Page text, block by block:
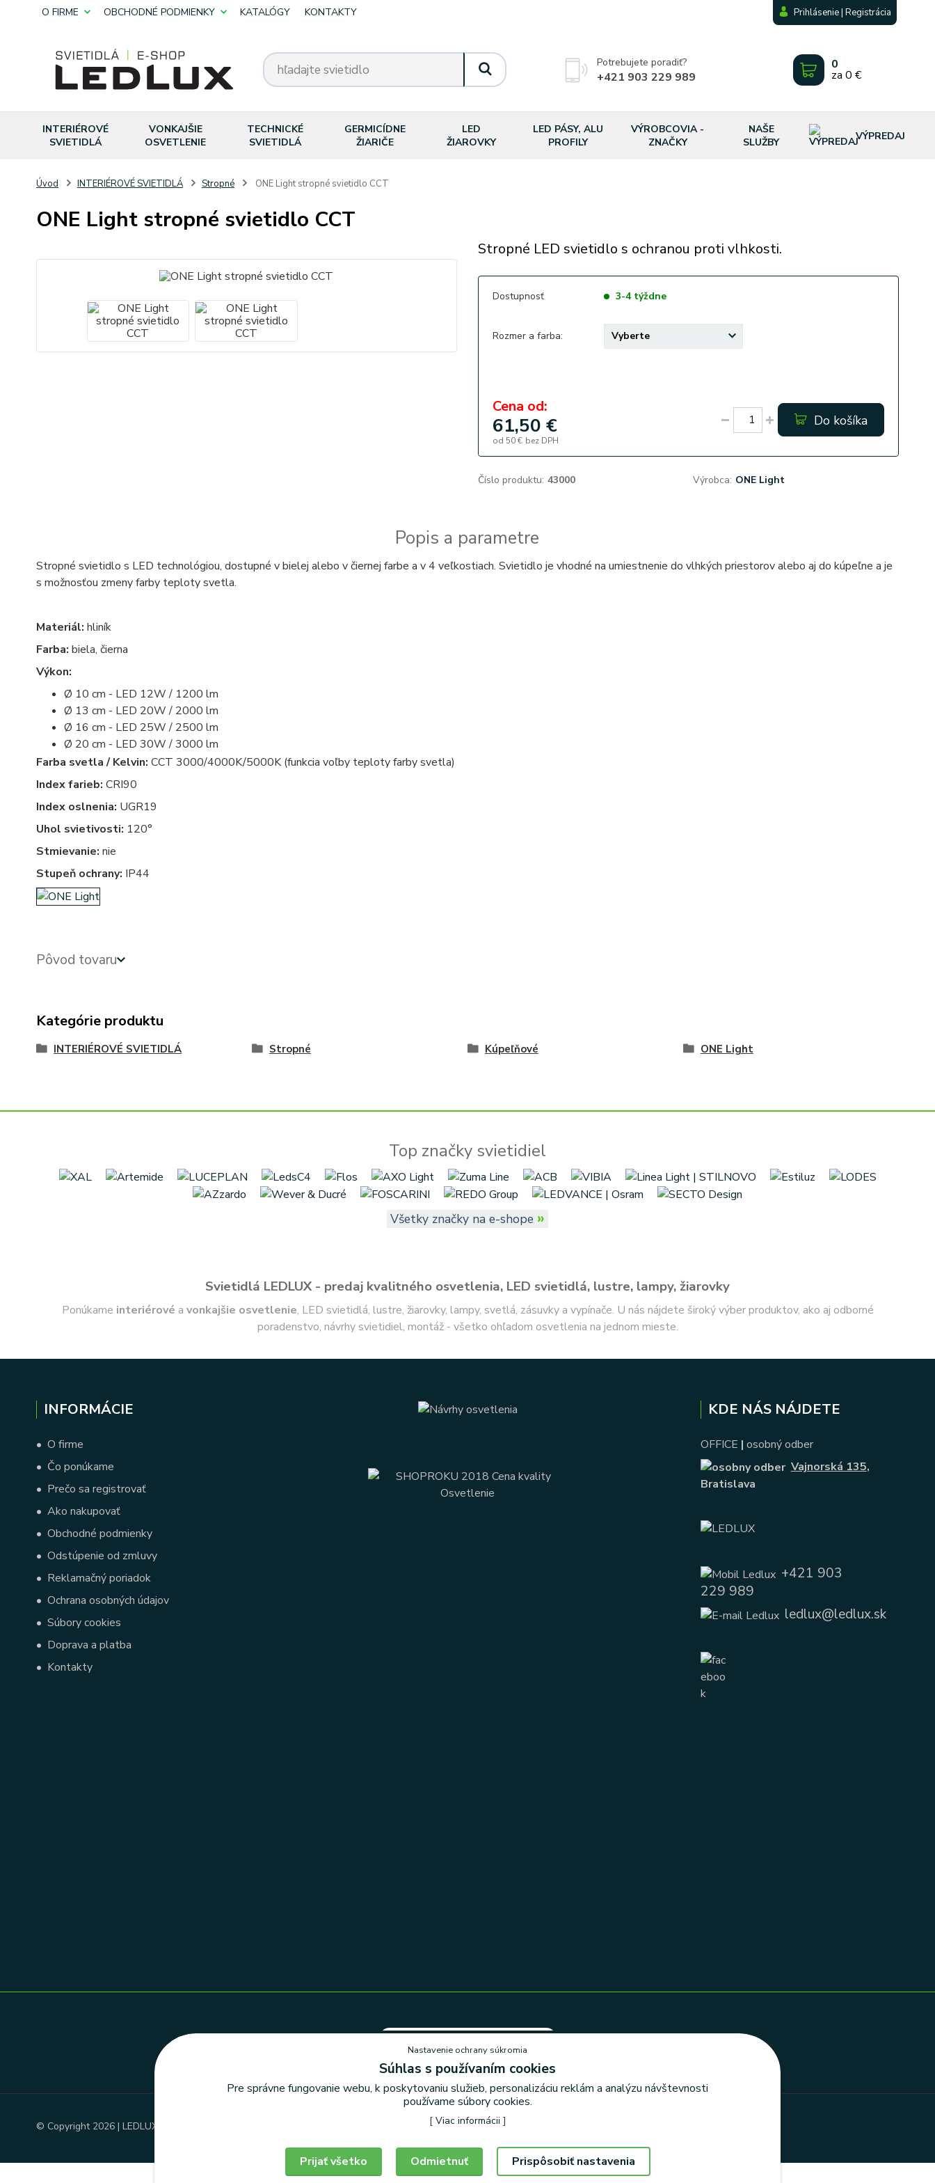
O FIRME OBCHODNÉ PODMIENKY KATALÓGY KONTAKTY Prihlásenie | Registrácia
Potrebujete poradiť?
+421 903 229 989
0
za 0 €
INTERIÉROVÉ
SVIETIDLÁ
VONKAJŠIE
OSVETLENIE
TECHNICKÉ
SVIETIDLÁ
GERMICÍDNE
ŽIARIČE
LED
ŽIAROVKY
LED PÁSY, ALU
PROFILY
VÝROBCOVIA -
ZNAČKY
NAŠE
SLUŽBY
VÝPREDAJ
Úvod INTERIÉROVÉ SVIETIDLÁ Stropné ONE Light stropné svietidlo CCT
ONE Light stropné svietidlo CCT
Stropné LED svietidlo s ochranou proti vlhkosti.
Dostupnosť 3-4 týždne
Rozmer a farba:
Cena od:
61,50 €
od 50 € bez DPH
Do košíka
Číslo produktu: 43000 Výrobca: ONE Light
Popis a parametre
Stropné svietidlo s LED technológiou, dostupné v bielej alebo v čiernej farbe a v 4 veľkostiach. Svietidlo je vhodné na umiestnenie do vlhkých priestorov alebo aj do kúpeľne a je
s možnosťou zmeny farby teploty svetla.
Materiál: hliník
Farba: biela, čierna
Výkon:
Ø 10 cm - LED 12W / 1200 lm
Ø 13 cm - LED 20W / 2000 lm
Ø 16 cm - LED 25W / 2500 lm
Ø 20 cm - LED 30W / 3000 lm
Farba svetla / Kelvin: CCT 3000/4000K/5000K (funkcia voľby teploty farby svetla)
Index farieb: CRI90
Index oslnenia: UGR19
Uhol svietivosti: 120°
Stmievanie: nie
Stupeň ochrany: IP44
Pôvod tovaru
Kategórie produktu
INTERIÉROVÉ SVIETIDLÁ Stropné Kúpeľňové ONE Light
Top značky svietidiel
Všetky značky na e-shope »
Svietidlá LEDLUX - predaj kvalitného osvetlenia, LED svietidlá, lustre, lampy, žiarovky
Ponúkame interiérové a vonkajšie osvetlenie, LED svietidlá, lustre, žiarovky, lampy, svetlá, zásuvky a vypínače. U nás nájdete široký výber produktov, ako aj odborné
poradenstvo, návrhy svietidiel, montáž - všetko ohľadom osvetlenia na jednom mieste.
INFORMÁCIE
• O firme
• Čo ponúkame
• Prečo sa registrovať
• Ako nakupovať
• Obchodné podmienky
• Odstúpenie od zmluvy
• Reklamačný poriadok
• Ochrana osobných údajov
• Súbory cookies
• Doprava a platba
• Kontakty
KDE NÁS NÁJDETE
OFFICE | osobný odber
Vajnorská 135,
Bratislava
+421 903
229 989
ledlux@ledlux.sk
Nastavenie ochrany súkromia
© Copyright 2026 | LEDLUX, s.r.o.
Nastavenie ochrany súkromia
Súhlas s používaním cookies
Pre správne fungovanie webu, k poskytovaniu služieb, personalizáciu reklám a analýzu návštevnosti
používame súbory cookies.
[ Viac informácii ]
Odmietnuť Prispôsobiť nastavenia
Prijať všetko